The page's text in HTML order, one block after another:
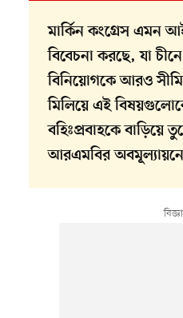
মার্কিন কংগ্রেস এমন
বিবেচনা করছে, যা
বিনিয়োগকে আরও
মিলিয়ে এই
বহিঃপ্রবাহকে বাড়িয়ে
আরএমবির